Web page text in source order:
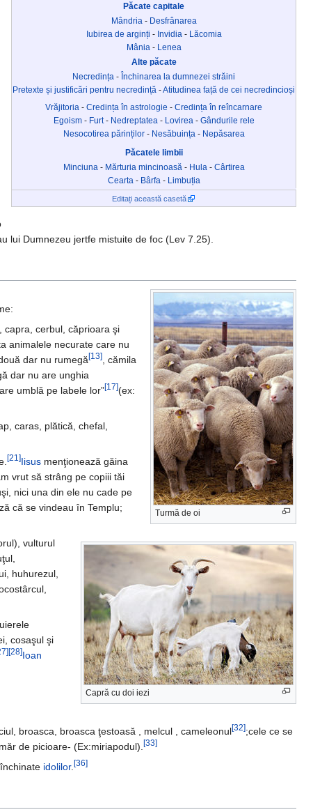
Păcate capitale
Mândria- Desfrânarea
Iubirea de arginți - Invidia- Lăcomia
Mânia- Lenea
Alte păcate
Necredința - Închinarea la dumnezei străini
Pretexte și justificări pentru necredință -Atitudinea față de cei necredincioși
Vrăjitoria - Credința în astrologie - Credința în reîncarnare
Egoism- Furt- Nedreptatea- Lovirea- Gândurile rele
Nesocotirea părinților- Nesăbuința- Nepăsarea
Păcatele limbii
Minciuna- Mărturia mincinoasă- Hula- Cârtirea
Cearta- Bârfa- Limbuția
Editați această casetă
lui Dumnezeu jertfe mistuite de foc (Lev 7.25).
Turmă de oi
Capră cu doi iezi
cerbul, căprioara şi
animalele necurate care nu
dar nu rumegă[13], cămila
dar nu are unghia
umblă pe labele lor”[17](ex:
caras, plătică, chefal,
[21]Iisus menţionează găina
vrut să strâng pe copiii tăi
nici una din ele nu cade pe
că se vindeau în Templu;
vulturul
huhurezul,
cosaşul şi
[28]Ioan
broasca, broasca ţestoasă , melcul , cameleonul[32];cele ce se
de picioare- (Ex:miriapodul). [33]
idolilor. [36]